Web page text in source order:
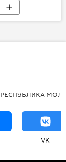
РЕСПУБЛИКА
VK